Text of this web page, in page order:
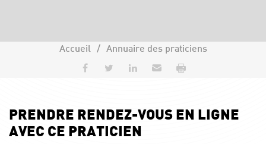
Accueil Annuaire des praticiens
Partager sur Facebook
Partager sur Twitter
Partager sur LinkedIn
Envoyer par e-mail
PRENDRE RENDEZ-VOUS EN LIGNE
AVEC CE PRATICIEN